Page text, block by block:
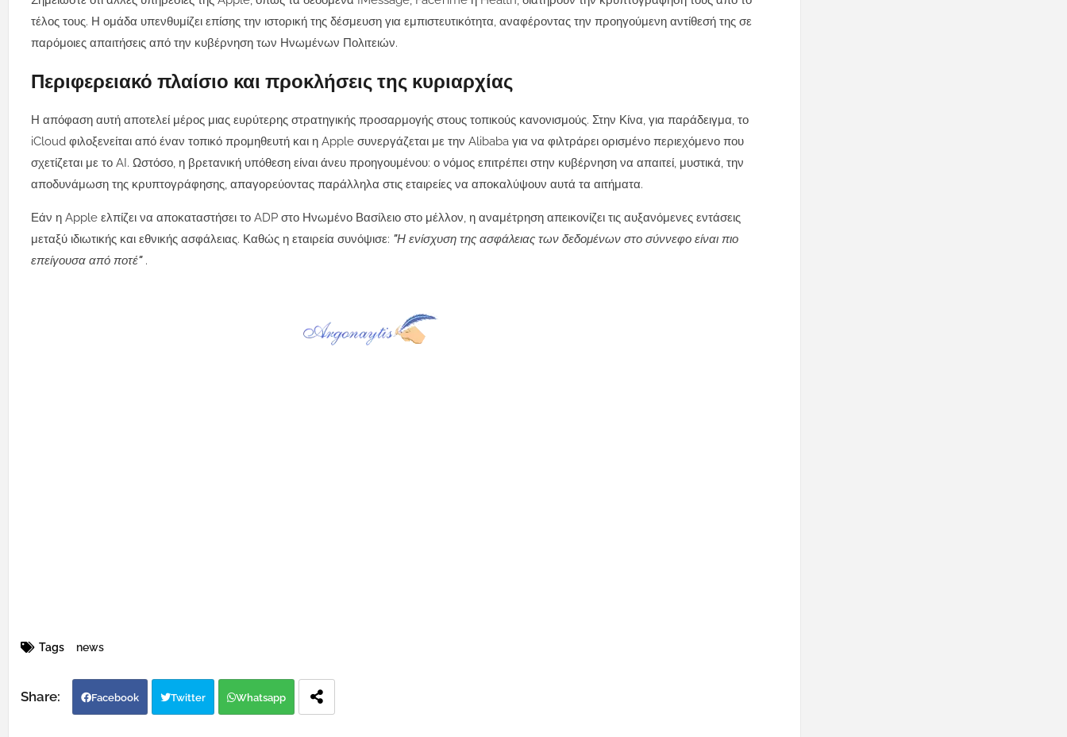
τέλος τους. Η ομάδα υπενθυμίζει επίσης την ιστορική της δέσμευση για εμπιστευτικότητα, αναφέροντας την προηγούμενη αντίθεσή της σε
παρόμοιες απαιτήσεις από την κυβέρνηση των Ηνωμένων Πολιτειών.
Περιφερειακό πλαίσιο και προκλήσεις της κυριαρχίας
Η απόφαση αυτή αποτελεί μέρος μιας ευρύτερης στρατηγικής προσαρμογής στους τοπικούς κανονισμούς. Στην Κίνα, για παράδειγμα, το
iCloud φιλοξενείται από έναν τοπικό προμηθευτή και η Apple συνεργάζεται με την Alibaba για να φιλτράρει ορισμένο περιεχόμενο που
σχετίζεται με το AI. Ωστόσο, η βρετανική υπόθεση είναι άνευ προηγουμένου: ο νόμος επιτρέπει στην κυβέρνηση να απαιτεί, μυστικά, την
αποδυνάμωση της κρυπτογράφησης, απαγορεύοντας παράλληλα στις εταιρείες να αποκαλύψουν αυτά τα αιτήματα.
Εάν η Apple ελπίζει να αποκαταστήσει το ADP στο Ηνωμένο Βασίλειο στο μέλλον, η αναμέτρηση απεικονίζει τις αυξανόμενες εντάσεις
μεταξύ ιδιωτικής και εθνικής ασφάλειας. Καθώς η εταιρεία συνόψισε: "Η ενίσχυση της ασφάλειας των δεδομένων στο σύννεφο είναι πιο
επείγουσα από ποτέ" .
Tags news
Facebook Twitter Whatsapp